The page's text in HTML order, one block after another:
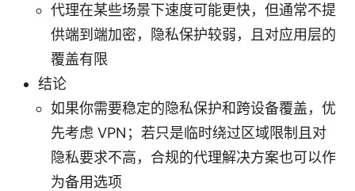
代理在某些场景下速度可能更快，但通常不提
供端到端加密，隐私保护较弱，且对应用层的
覆盖有限
结论
如果你需要稳定的隐私保护和跨设备覆盖，优
先考虑 VPN；若只是临时绕过区域限制且对
隐私要求不高，合规的代理解决方案也可以作
为备用选项